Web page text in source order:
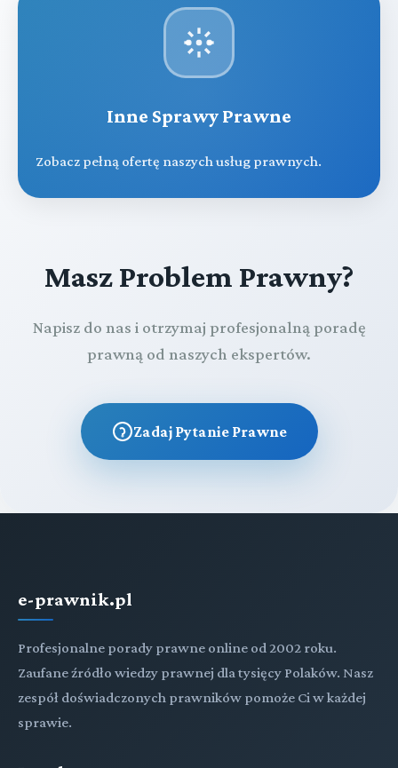
Inne Sprawy Prawne
Zobacz pełną ofertę naszych usług prawnych.
Masz Problem Prawny?
Napisz do nas i otrzymaj profesjonalną poradę
prawną od naszych ekspertów.
Zadaj Pytanie Prawne
e-prawnik.pl
Profesjonalne porady prawne online od 2002 roku.
Zaufane źródło wiedzy prawnej dla tysięcy Polaków. Nasz
zespół doświadczonych prawników pomoże Ci w każdej
sprawie.